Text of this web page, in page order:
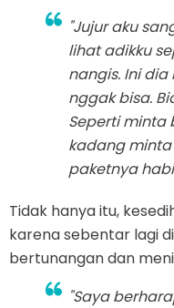
"Jujur aku
lihat adikku
nangis. Ini
nggak bisa.
Seperti minta
kadang
paketnya
Tidak hanya itu,
karena sebentar lagi
bertunangan dan
"Saya